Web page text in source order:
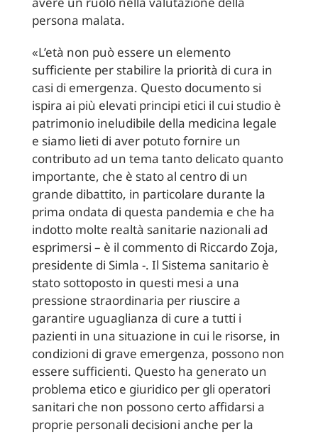
persona malata.
«L’età non può essere un elemento
sufficiente per stabilire la priorità di cura in
casi di emergenza. Questo documento si
ispira ai più elevati principi etici il cui studio è
patrimonio ineludibile della medicina legale
e siamo lieti di aver potuto fornire un
contributo ad un tema tanto delicato quanto
importante, che è stato al centro di un
grande dibattito, in particolare durante la
prima ondata di questa pandemia e che ha
indotto molte realtà sanitarie nazionali ad
esprimersi – è il commento di Riccardo Zoja,
presidente di Simla -. Il Sistema sanitario è
stato sottoposto in questi mesi a una
pressione straordinaria per riuscire a
garantire uguaglianza di cure a tutti i
pazienti in una situazione in cui le risorse, in
condizioni di grave emergenza, possono non
essere sufficienti. Questo ha generato un
problema etico e giuridico per gli operatori
sanitari che non possono certo affidarsi a
proprie personali decisioni anche per la